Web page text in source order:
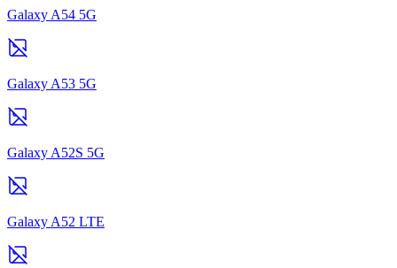
Galaxy A54 5G
Galaxy A53 5G
Galaxy A52S 5G
Galaxy A52 LTE